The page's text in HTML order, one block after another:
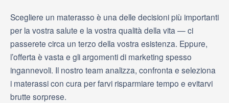
Scegliere un materasso è una delle decisioni più importanti
per la vostra salute e la vostra qualità della vita — ci
passerete circa un terzo della vostra esistenza. Eppure,
l’offerta è vasta e gli argomenti di marketing spesso
ingannevoli. Il nostro team analizza, confronta e seleziona
i materassi con cura per farvi risparmiare tempo e evitarvi
brutte sorprese.